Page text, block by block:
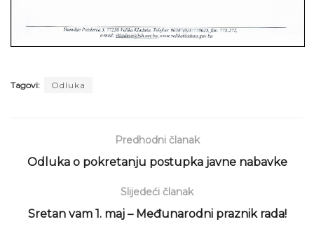
Tagovi: Odluka
Predhodni članak
Odluka o pokretanju postupka javne nabavke
Slijedeći članak
Sretan vam 1. maj – Međunarodni praznik rada!